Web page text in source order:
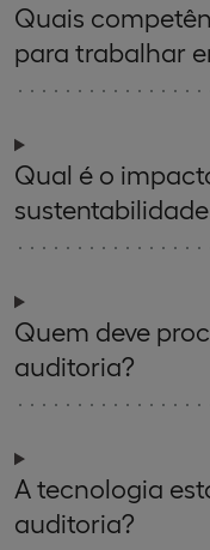
Quais
para trabalhar
Qual é o
sustentabilidade
Quem deve
auditoria?
A tecnologia
auditoria?